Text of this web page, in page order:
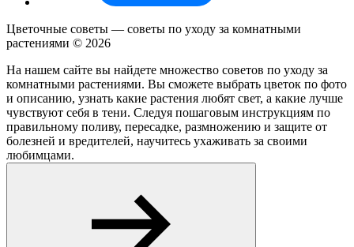
Цветочные советы — советы по уходу за комнатными
растениями © 2026
На нашем сайте вы найдете множество советов по уходу за
комнатными растениями. Вы сможете выбрать цветок по фото
и описанию, узнать какие растения любят свет, а какие лучше
чувствуют себя в тени. Следуя пошаговым инструкциям по
правильному поливу, пересадке, размножению и защите от
болезней и вредителей, научитесь ухаживать за своими
любимцами.